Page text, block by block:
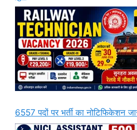
6557 पदों पर भर्ती का नोटिफिकेशन